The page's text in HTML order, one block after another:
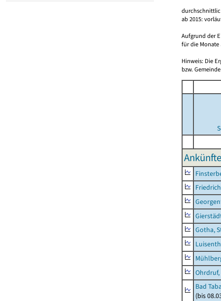
ab 2015:
Aufgrund der
für die Monate
Hinweis: Die
bzw.
Gotha,
Bad
(bis